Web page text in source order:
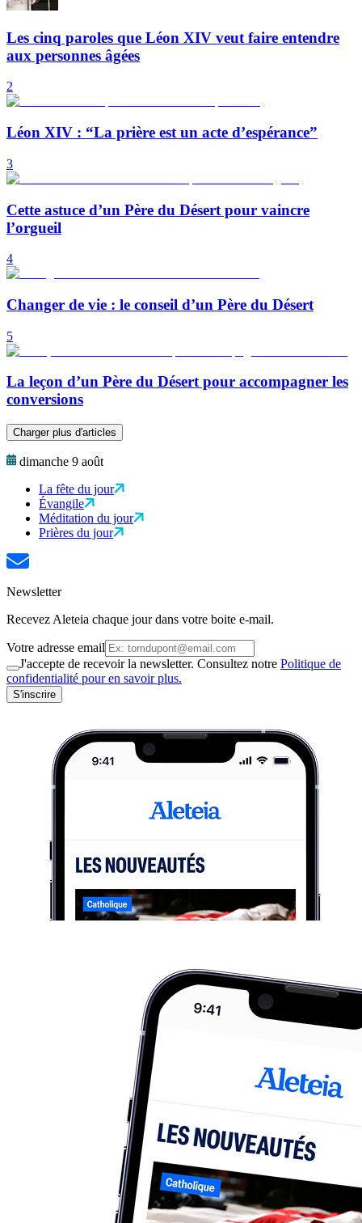
Les cinq paroles que Léon XIV veut faire entendre
aux personnes âgées
2
Léon XIV : “La prière est un acte d’espérance”
3
Cette astuce d’un Père du Désert pour vaincre
l’orgueil
4
Changer de vie : le conseil d’un Père du Désert
5
La leçon d’un Père du Désert pour accompagner les
conversions
Charger plus d'articles
dimanche 9 août
La fête du jour
Évangile
Méditation du jour
Prières du jour
Newsletter
Recevez Aleteia chaque jour dans votre boite e-mail.
Votre adresse email
J'accepte de recevoir la newsletter. Consultez notre Politique de
confidentialité pour en savoir plus.
S'inscrire